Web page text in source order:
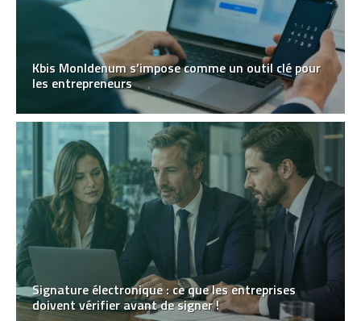
Kbis MonIdenum s’impose comme un outil clé pour
les entrepreneurs
Signature électronique : ce que les entreprises
doivent vérifier avant de signer !